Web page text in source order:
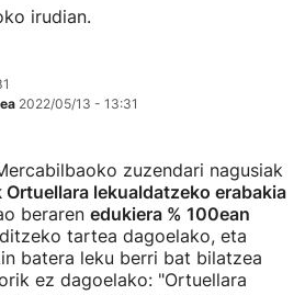
irudian.
2022/05/13 - 13:31
zuzendari nagusiak
Ortuellara lekualdatzeko erabakia
beraren edukiera % 100ean
tartea dagoelako, eta
batera leku berri bat bilatzea
ez dagoelako: "Ortuellara